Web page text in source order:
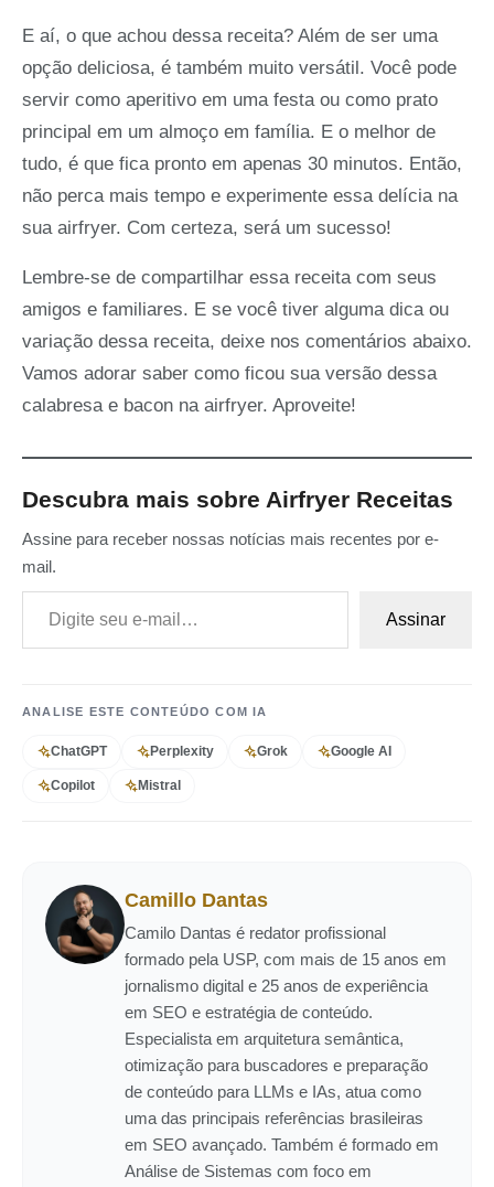
E aí, o que achou dessa receita? Além de ser uma
opção deliciosa, é também muito versátil. Você pode
servir como aperitivo em uma festa ou como prato
principal em um almoço em família. E o melhor de
tudo, é que fica pronto em apenas 30 minutos. Então,
não perca mais tempo e experimente essa delícia na
sua airfryer. Com certeza, será um sucesso!
Lembre-se de compartilhar essa receita com seus
amigos e familiares. E se você tiver alguma dica ou
variação dessa receita, deixe nos comentários abaixo.
Vamos adorar saber como ficou sua versão dessa
calabresa e bacon na airfryer. Aproveite!
Descubra mais sobre Airfryer Receitas
Assine para receber nossas notícias mais recentes por e-
mail.
Digite seu e-mail…
Assinar
ANALISE ESTE CONTEÚDO COM IA
ChatGPT Perplexity Grok Google AI
Copilot Mistral
Camillo Dantas
Camilo Dantas é redator profissional
formado pela USP, com mais de 15 anos em
jornalismo digital e 25 anos de experiência
em SEO e estratégia de conteúdo.
Especialista em arquitetura semântica,
otimização para buscadores e preparação
de conteúdo para LLMs e IAs, atua como
uma das principais referências brasileiras
em SEO avançado. Também é formado em
Análise de Sistemas com foco em